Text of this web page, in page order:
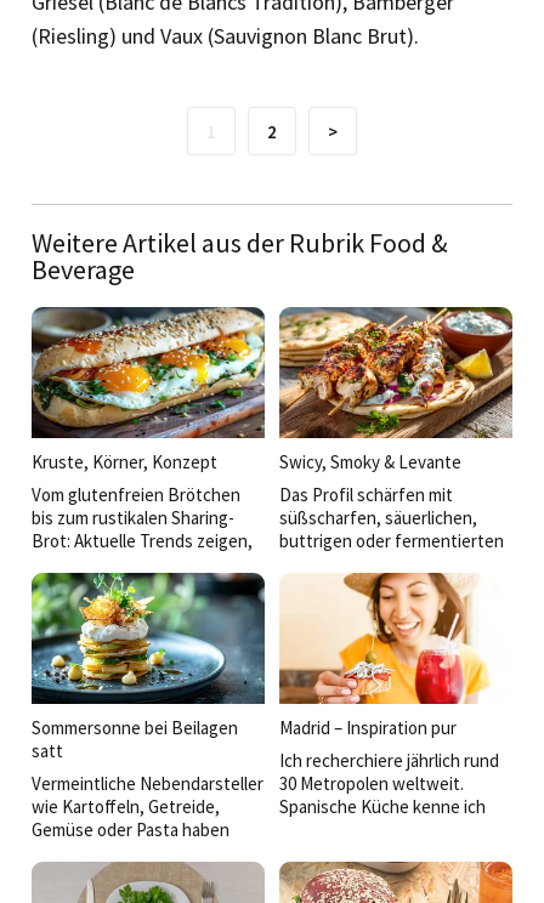
(Riesling) und Vaux (Sauvignon Blanc Brut).
2 >
Weitere Artikel aus der Rubrik Food &
Beverage
Kruste, Körner, Konzept
Vom glutenfreien Brötchen
bis zum rustikalen Sharing-
Brot: Aktuelle Trends zeigen,
Backwarenangebots in der
Verbindung von Genuss,
Gesundheit und Convenience
liegt.
Swicy, Smoky & Levante
Das Profil schärfen mit
süßscharfen, säuerlichen,
buttrigen oder fermentierten
der thailändischen über die
BBQ- bis hin zur Mezzekultur:
So werden einfache Gerichte
veredelt und der Koch kann
eine eigene Handschrift
zeigen.
Sommersonne bei Beilagen
satt
Vermeintliche Nebendarsteller
wie Kartoffeln, Getreide,
Gemüse oder Pasta haben
transportieren Regionalität,
Madrid – Inspiration pur
Ich recherchiere jährlich rund
30 Metropolen weltweit.
Spanische Küche kenne ich
überraschen und begeistern